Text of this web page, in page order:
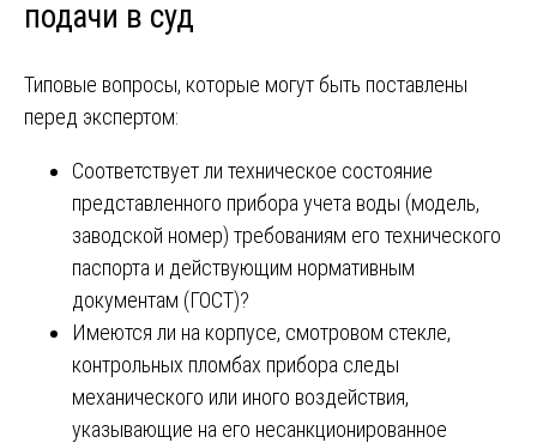
подачи в суд
Типовые вопросы, которые могут быть поставлены
перед экспертом:
Соответствует ли техническое состояние
представленного прибора учета воды (модель,
заводской номер) требованиям его технического
паспорта и действующим нормативным
документам (ГОСТ)?
Имеются ли на корпусе, смотровом стекле,
контрольных пломбах прибора следы
механического или иного воздействия,
указывающие на его несанкционированное